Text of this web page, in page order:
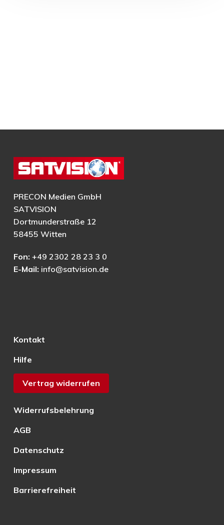
PRECON Medien GmbH
SATVISION
Dortmunderstraße 12
58455 Witten
Fon: +49 2302 28 23 3 0
E-Mail: info@satvision.de
Kontakt
Hilfe
Vertrag widerrufen
Widerrufsbelehrung
AGB
Datenschutz
Impressum
Barrierefreiheit